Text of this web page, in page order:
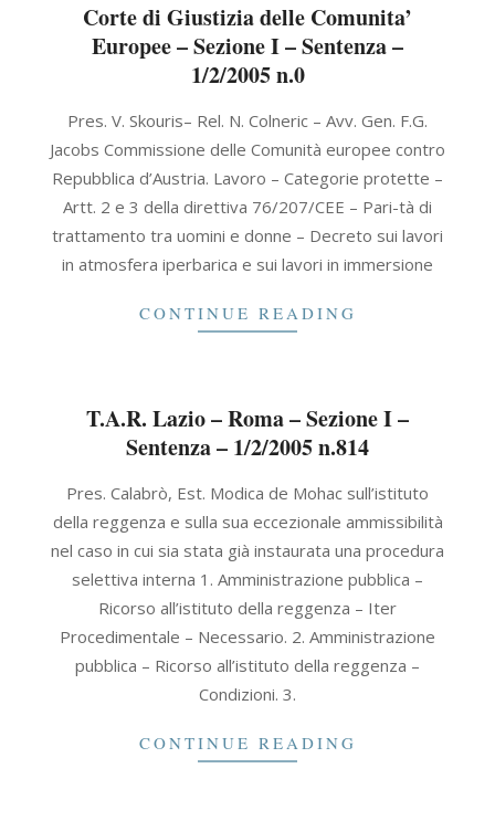
Corte di Giustizia delle Comunita’
Europee – Sezione I – Sentenza –
1/2/2005 n.0
02-
01
Pres. V. Skouris– Rel. N. Colneric – Avv. Gen. F.G.
Jacobs Commissione delle Comunità europee contro
Repubblica d’Austria. Lavoro – Categorie protette –
Artt. 2 e 3 della direttiva 76/207/CEE – Pari-tà di
trattamento tra uomini e donne – Decreto sui lavori
in atmosfera iperbarica e sui lavori in immersione
CONTINUE READING
T.A.R. Lazio – Roma – Sezione I –
Sentenza – 1/2/2005 n.814
02-
01
Pres. Calabrò, Est. Modica de Mohac sull’istituto
della reggenza e sulla sua eccezionale ammissibilità
nel caso in cui sia stata già instaurata una procedura
selettiva interna 1. Amministrazione pubblica –
Ricorso all’istituto della reggenza – Iter
Procedimentale – Necessario. 2. Amministrazione
pubblica – Ricorso all’istituto della reggenza –
Condizioni. 3.
CONTINUE READING